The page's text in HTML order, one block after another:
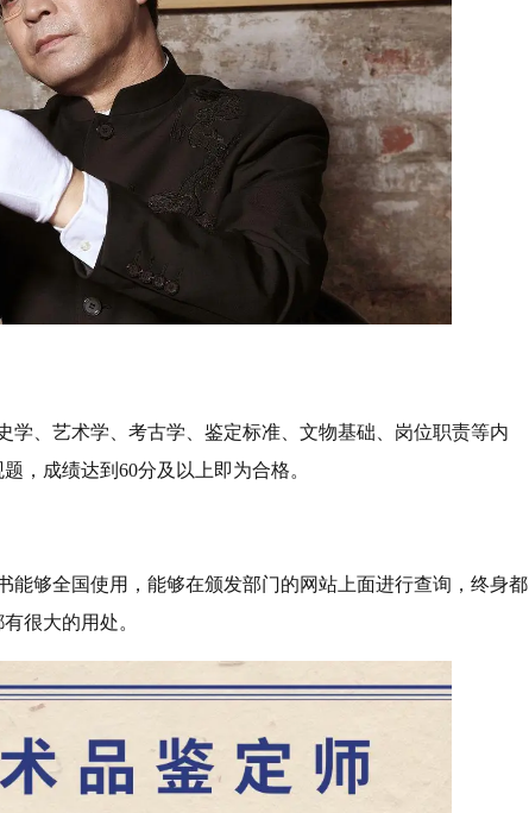
学、艺术学、考古学、鉴定标准、文物基础、岗位职责等内
，成绩达到60分及以上即为合格。
能够全国使用，能够在颁发部门的网站上面进行查询，终身都
很大的用处。